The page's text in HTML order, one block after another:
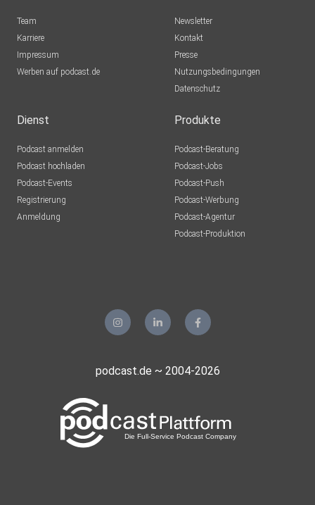
Team
Karriere
Impressum
Werben auf podcast.de
Newsletter
Kontakt
Presse
Nutzungsbedingungen
Datenschutz
Dienst
Podcast anmelden
Podcast hochladen
Podcast-Events
Registrierung
Anmeldung
Produkte
Podcast-Beratung
Podcast-Jobs
Podcast-Push
Podcast-Werbung
Podcast-Agentur
Podcast-Produktion
podcast.de ~ 2004-2026